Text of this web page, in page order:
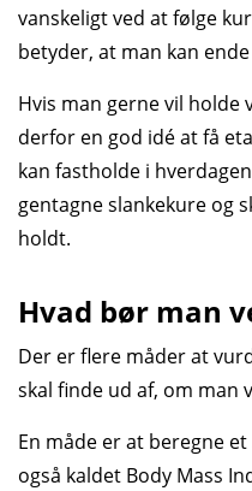
vanskeligt ved at følge
betyder, at man kan
Hvis man gerne vil
derfor en god idé at få
kan fastholde i
gentagne slankekure og
holdt.
Hvad bør man
Der er flere måder at
skal finde ud af, om man
En måde er at beregne
også kaldet Body Mass